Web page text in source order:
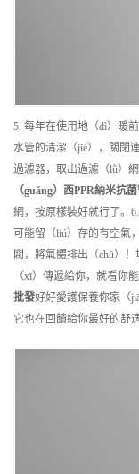
5. 每年在使用地（dì）暖
水管的清潔（jié），關閉
過濾器，取出過濾（lǜ）
（guǎng）西PPR納米抗
網，按原樣裝好就行了。
可能留（liú）存的有空氣
閥，將氣體排出（chū）
（xī）傳遞給你，就看你
批發好好愛護保養你家（
它也在回饋給你最好的舒